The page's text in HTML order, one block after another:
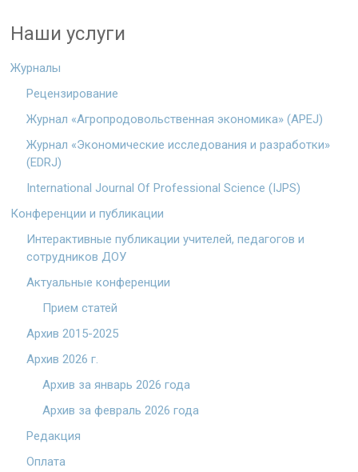
Наши услуги
Журналы
Рецензирование
Журнал «Агропродовольственная экономика» (APEJ)
Журнал «Экономические исследования и разработки»
(EDRJ)
International Journal Of Professional Science (IJPS)
Конференции и публикации
Интерактивные публикации учителей, педагогов и
сотрудников ДОУ
Актуальные конференции
Прием статей
Архив 2015-2025
Архив 2026 г.
Архив за январь 2026 года
Архив за февраль 2026 года
Редакция
Оплата